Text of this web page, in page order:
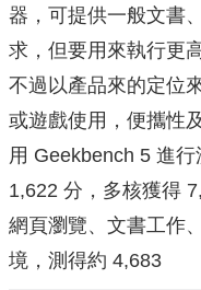
器，可提供一般文書
求，但要用來執行更
不過以產品來的定位
或遊戲使用，便攜性
用 Geekbench 5 進
1,622 分，多核獲得
網頁瀏覽、文書工作
境，測得約 4,683